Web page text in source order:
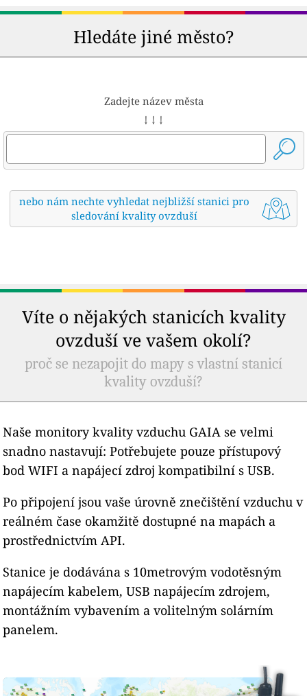
Hledáte jiné město?
Zadejte název města
↓ ↓ ↓
nebo nám nechte vyhledat nejbližší stanici pro
sledování kvality ovzduší
Víte o nějakých stanicích kvality
ovzduší ve vašem okolí?
proč se nezapojit do mapy s vlastní stanicí
kvality ovzduší?
Naše monitory kvality vzduchu GAIA se velmi
snadno nastavují: Potřebujete pouze přístupový
bod WIFI a napájecí zdroj kompatibilní s USB.
Po připojení jsou vaše úrovně znečištění vzduchu v
reálném čase okamžitě dostupné na mapách a
prostřednictvím API.
Stanice je dodávána s 10metrovým vodotěsným
napájecím kabelem, USB napájecím zdrojem,
montážním vybavením a volitelným solárním
panelem.